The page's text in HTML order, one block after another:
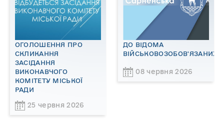
ОГОЛОШЕННЯ ПРО
СКЛИКАННЯ
ЗАСІДАННЯ
ВИКОНАВЧОГО
КОМІТЕТУ МІСЬКОЇ
РАДИ
25 червня 2026
ДО ВІДОМА
ВІЙСЬКОВОЗОБОВ'ЯЗАНИХ!
08 червня 2026